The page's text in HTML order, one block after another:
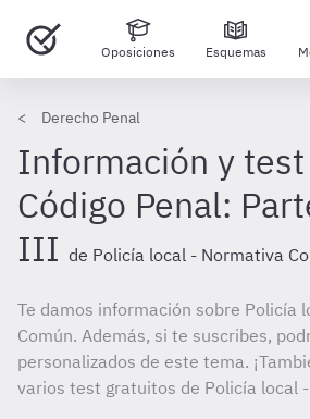
Oposiciones Esquemas
Derecho Penal
Información y
Código Penal:
III de Policía local - Normativa
Te damos información sobre Policía
Común. Además, si te suscribes,
personalizados de este tema.
varios test gratuitos de Policía local